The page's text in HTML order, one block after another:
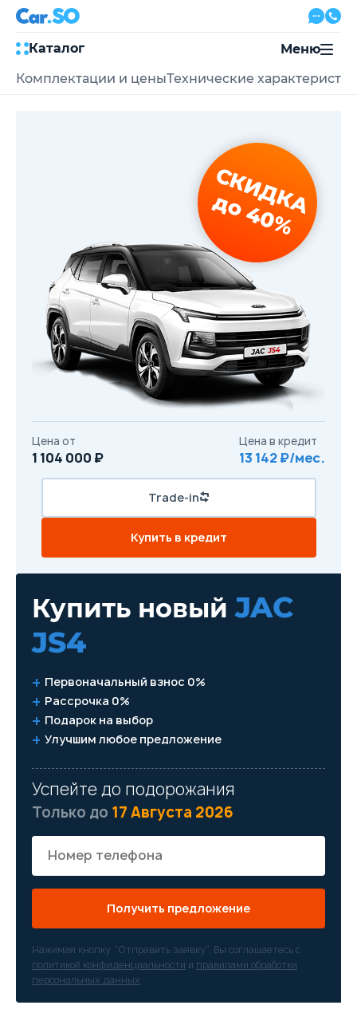
Каталог
8 800 500-03-23
с 08:00 по 20:00, без выходных
Привольная улица, 2, к5
Перезвоните мне
Меню
Комплектации и ценыТехнические
Купить новыйJAC
JS4
Первоначальный взнос 0%
Рассрочка 0%
Подарок на выбор
Улучшим любое предложение
Успейте до подорожания
Только до 17 Августа 2026
Получить предложение
Нажимая кнопку “Отправить заявку”, Вы соглашаетесь с
политикой конфиденциальности и правилами обработки
персональных данных
СКИДКА
до 40%
Цена от
1 104 000 ₽
Цена в кредит
13 142 ₽/мес.
Trade-in
Купить в кредит